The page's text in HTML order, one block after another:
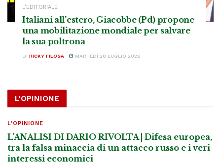
L’EDITORIALE
Italiani all’estero, Giacobbe (Pd) propone
una mobilitazione mondiale per salvare
la sua poltrona
DI RICKY FILOSA MARTEDÌ 28 LUGLIO 2026
L'OPINIONE
L'OPINIONE
L’ANALISI DI DARIO RIVOLTA | Difesa europea,
tra la falsa minaccia di un attacco russo e i veri
interessi economici